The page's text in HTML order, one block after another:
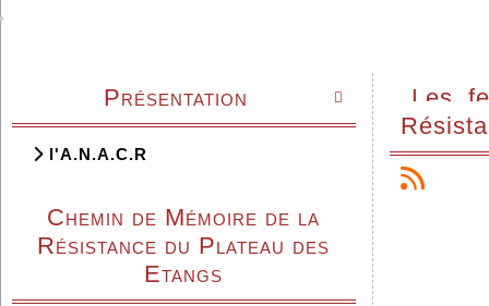

Présentation
l'A.N.A.C.R
Chemin de Mémoire de la
Résistance du Plateau des
Etangs
Les